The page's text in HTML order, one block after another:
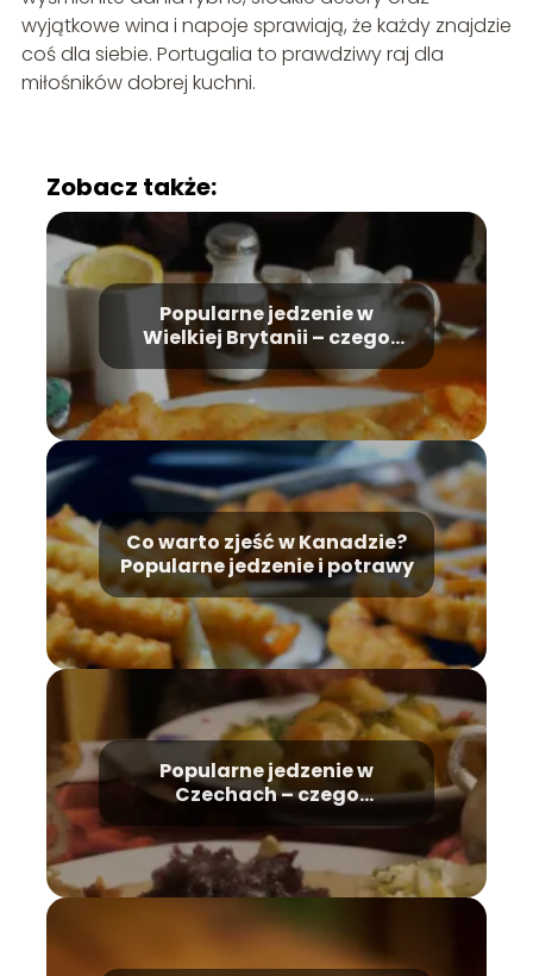
wyjątkowe wina i napoje sprawiają, że każdy znajdzie
coś dla siebie. Portugalia to prawdziwy raj dla
miłośników dobrej kuchni.
Zobacz także:
Popularne jedzenie w
Wielkiej Brytanii – czego
spróbować?
Co warto zjeść w Kanadzie?
Popularne jedzenie i potrawy
Popularne jedzenie w
Czechach – czego